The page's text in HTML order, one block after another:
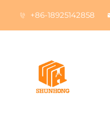
+86-18925142858